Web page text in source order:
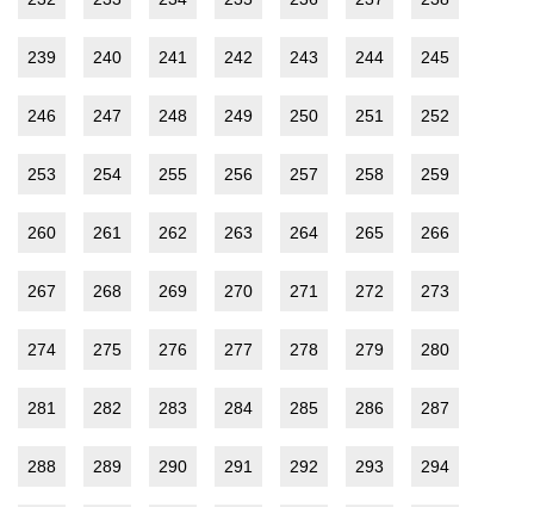
239 240 241 242 243 244 245
246 247 248 249 250 251 252
253 254 255 256 257 258 259
260 261 262 263 264 265 266
267 268 269 270 271 272 273
274 275 276 277 278 279 280
281 282 283 284 285 286 287
288 289 290 291 292 293 294